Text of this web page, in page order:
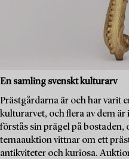
En samling svenskt kulturarv
Prästgårdarna är och har varit
kulturarvet, och flera av dem är
förstås sin prägel på bostaden,
temaauktion vittnar om ett
antikviteter och kuriosa.